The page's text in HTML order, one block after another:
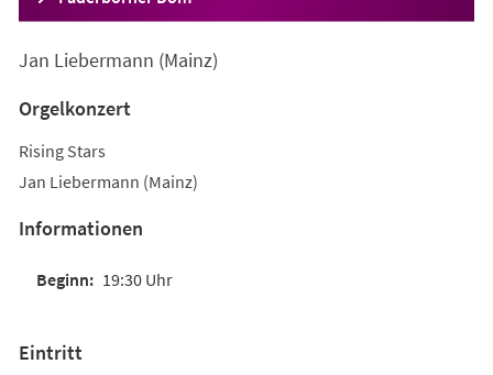
in
neuen
Jan Liebermann (Mainz)
Orgelkonzert
Rising Stars
Jan Liebermann (Mainz)
Informationen
19:30 Uhr
Eintritt